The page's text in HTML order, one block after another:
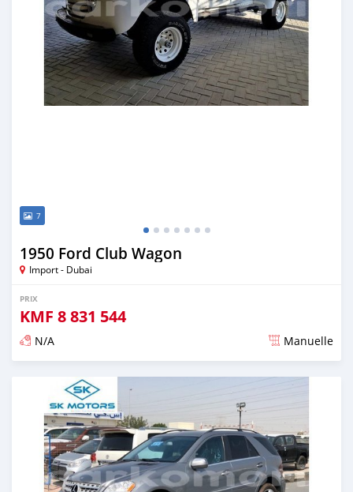
7
1950 Ford Club Wagon
Import - Dubai
PRIX
KMF 8 831 544
N/A Manuelle
Publié il y a presque 6 ans